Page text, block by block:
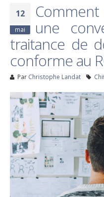
12
mai
une
traitance de
conforme au
Par Christophe Landat